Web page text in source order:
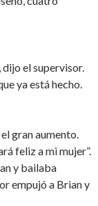
el supervisor.
ya está hecho.
gran aumento.
feliz a mi mujer”.
y bailaba
empujó a Brian y